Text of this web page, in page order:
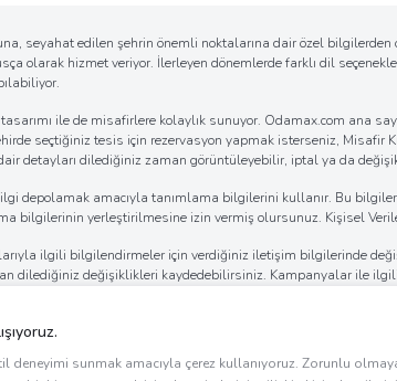
seyahat edilen şehrin önemli noktalarına dair özel
olarak hizmet veriyor. İlerleyen dönemlerde farklı dil
ile de misafirlere kolaylık sunuyor. Odamax.com ana
seçtiğiniz tesis için rezervasyon yapmak isterseniz, Misafir
detayları dilediğiniz zaman görüntüleyebilir, iptal ya da
depolamak amacıyla tanımlama bilgilerini kullanır. Bu
bilgilerinin yerleştirilmesine izin vermiş olursunuz. Kişisel
ilgili bilgilendirmeler için verdiğiniz iletişim bilgilerinde
dilediğiniz değişiklikleri kaydedebilirsiniz. Kampanyalar ile
'ye mesaj gönderebilirsiniz. Odamax.com'dan ticari
'ü
bildirim izinlerinin kaldırılmasını sağlayabilirsiniz.
engel olabilirsiniz.